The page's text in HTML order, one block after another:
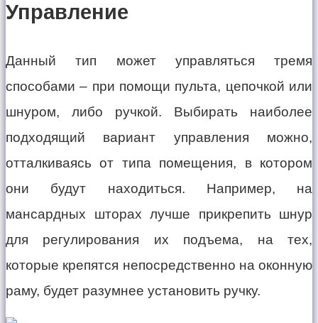
Управление
Данный тип может управляться тремя
способами – при помощи пульта, цепочкой или
шнуром, либо ручкой. Выбирать наиболее
подходящий вариант управления можно,
отталкиваясь от типа помещения, в котором
они будут находиться. Например, на
мансардных шторах лучше прикрепить шнур
для регулирования их подъема, на тех,
которые крепятся непосредственно на оконную
раму, будет разумнее установить ручку.